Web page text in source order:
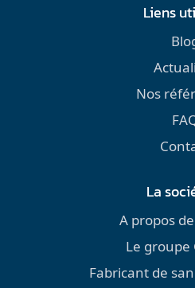
Liens
Nos
La
A propos
Le groupe
Fabricant de